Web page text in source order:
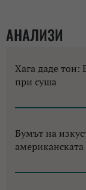
АНАЛИЗИ
Хага даде тон:
при суша
Бумът на